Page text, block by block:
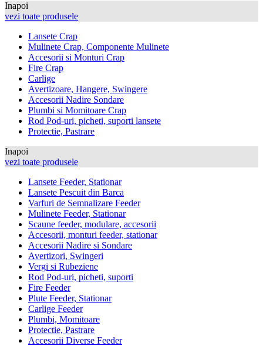
Inapoi
vezi toate produsele
Lansete Crap
Mulinete Crap, Componente Mulinete
Accesorii si Monturi Crap
Fire Crap
Carlige
Avertizoare, Hangere, Swingere
Accesorii Nadire Sondare
Plumbi si Momitoare Crap
Rod Pod-uri, picheti, suporti lansete
Protectie, Pastrare
Inapoi
vezi toate produsele
Lansete Feeder, Stationar
Lansete Pescuit din Barca
Varfuri de Semnalizare Feeder
Mulinete Feeder, Stationar
Scaune feeder, modulare, accesorii
Accesorii, monturi feeder, stationar
Accesorii Nadire si Sondare
Avertizori, Swingeri
Vergi si Rubeziene
Rod Pod-uri, picheti, suporti
Fire Feeder
Plute Feeder, Stationar
Carlige Feeder
Plumbi, Momitoare
Protectie, Pastrare
Accesorii Diverse Feeder